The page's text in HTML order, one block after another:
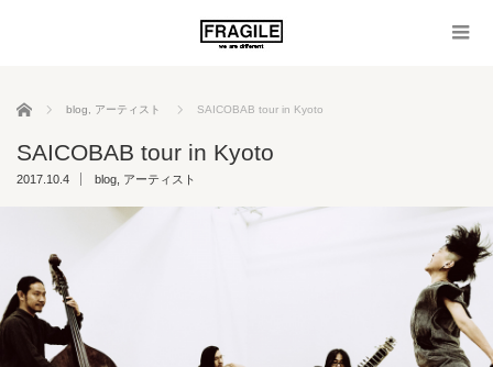
ホーム blog アーティスト SAICOBAB tour in Kyoto
SAICOBAB tour in Kyoto
2017.10.4 blog アーティスト